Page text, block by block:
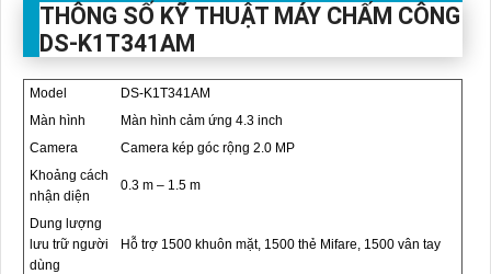
THÔNG SỐ KỸ THUẬT MÁY CHẤM CÔNG
DS-K1T341AM
Model
DS-K1T341AM
Màn hình
Màn hình cảm ứng 4.3 inch
Camera
Camera kép góc rộng 2.0 MP
Khoảng cách
nhận diện
0.3 m – 1.5 m
Dung lượng
lưu trữ người
dùng
Hỗ trợ 1500 khuôn mặt, 1500 thẻ Mifare, 1500 vân tay